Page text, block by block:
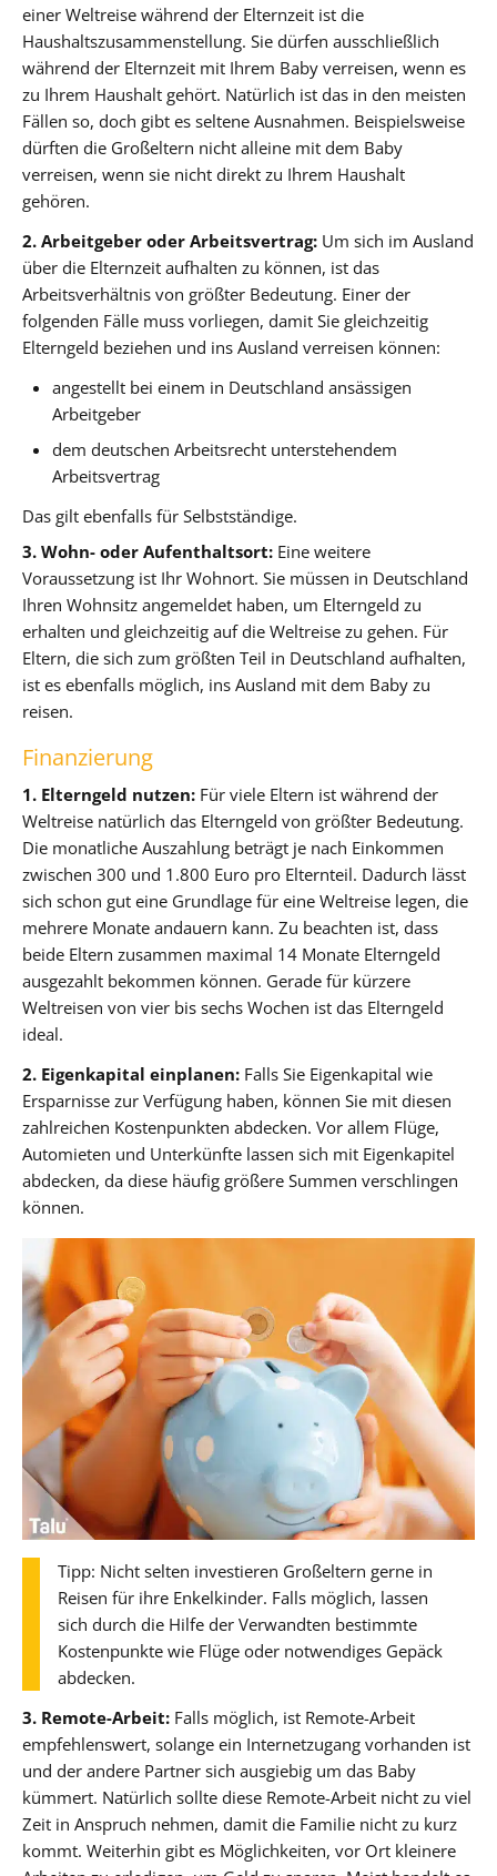
einer Weltreise während der Elternzeit ist die
Haushaltszusammenstellung. Sie dürfen ausschließlich
während der Elternzeit mit Ihrem Baby verreisen, wenn es
zu Ihrem Haushalt gehört. Natürlich ist das in den meisten
Fällen so, doch gibt es seltene Ausnahmen. Beispielsweise
dürften die Großeltern nicht alleine mit dem Baby
verreisen, wenn sie nicht direkt zu Ihrem Haushalt
gehören.
2. Arbeitgeber oder Arbeitsvertrag: Um sich im Ausland
über die Elternzeit aufhalten zu können, ist das
Arbeitsverhältnis von größter Bedeutung. Einer der
folgenden Fälle muss vorliegen, damit Sie gleichzeitig
Elterngeld beziehen und ins Ausland verreisen können:
angestellt bei einem in Deutschland ansässigen
Arbeitgeber
dem deutschen Arbeitsrecht unterstehendem
Arbeitsvertrag
Das gilt ebenfalls für Selbstständige.
3. Wohn- oder Aufenthaltsort: Eine weitere
Voraussetzung ist Ihr Wohnort. Sie müssen in Deutschland
Ihren Wohnsitz angemeldet haben, um Elterngeld zu
erhalten und gleichzeitig auf die Weltreise zu gehen. Für
Eltern, die sich zum größten Teil in Deutschland aufhalten,
ist es ebenfalls möglich, ins Ausland mit dem Baby zu
reisen.
Finanzierung
1. Elterngeld nutzen: Für viele Eltern ist während der
Weltreise natürlich das Elterngeld von größter Bedeutung.
Die monatliche Auszahlung beträgt je nach Einkommen
zwischen 300 und 1.800 Euro pro Elternteil. Dadurch lässt
sich schon gut eine Grundlage für eine Weltreise legen, die
mehrere Monate andauern kann. Zu beachten ist, dass
beide Eltern zusammen maximal 14 Monate Elterngeld
ausgezahlt bekommen können. Gerade für kürzere
Weltreisen von vier bis sechs Wochen ist das Elterngeld
ideal.
2. Eigenkapital einplanen: Falls Sie Eigenkapital wie
Ersparnisse zur Verfügung haben, können Sie mit diesen
zahlreichen Kostenpunkten abdecken. Vor allem Flüge,
Automieten und Unterkünfte lassen sich mit Eigenkapitel
abdecken, da diese häufig größere Summen verschlingen
können.
Tipp: Nicht selten investieren Großeltern gerne in
Reisen für ihre Enkelkinder. Falls möglich, lassen
sich durch die Hilfe der Verwandten bestimmte
Kostenpunkte wie Flüge oder notwendiges Gepäck
abdecken.
3. Remote-Arbeit: Falls möglich, ist Remote-Arbeit
empfehlenswert, solange ein Internetzugang vorhanden ist
und der andere Partner sich ausgiebig um das Baby
kümmert. Natürlich sollte diese Remote-Arbeit nicht zu viel
Zeit in Anspruch nehmen, damit die Familie nicht zu kurz
kommt. Weiterhin gibt es Möglichkeiten, vor Ort kleinere